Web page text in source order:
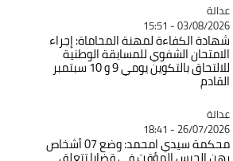
Catégorie
عدالة
03/08/2026 - 15:51
شهادة الكفاءة لمهنة المحاماة: إجراء
الامتحان الشفوي للمسابقة الوطنية
للالتحاق بالتكوين يومي 9 و 10 سبتمبر
القادم
Catégorie
عدالة
26/07/2026 - 18:41
محكمة سيدي امحمد: وضع 07 أشخاص